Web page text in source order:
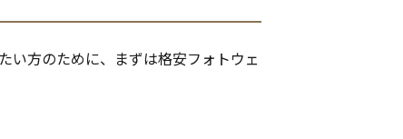
い方のために、まずは格安フォトウェ